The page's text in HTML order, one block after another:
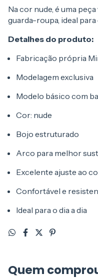
Na cor nude, é uma
guarda-roupa, ideal para
Detalhes do produto:
Fabricação própria
Modelagem exclusiva
Modelo básico com
Cor: nude
Bojo estruturado
Arco para melhor
Excelente ajuste ao
Confortável e
Ideal para o dia a dia
Quem